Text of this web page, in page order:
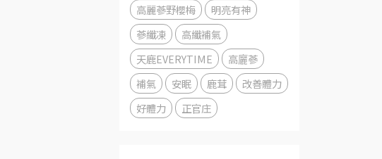
高麗蔘野櫻梅
明亮有神
蔘纖凍
高纖補氣
天鹿EVERYTIME
高廲蔘
補氣
安眠 鹿茸
改善體力
好體力
正官庄